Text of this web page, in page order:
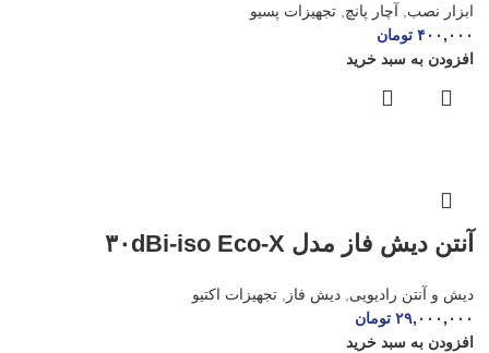
ابزار نصب, آچار پانچ, تجهیزات پسیو
۴۰۰,۰۰۰ تومان
افزودن به سبد خرید
آنتن دیش فاز مدل ۳۰dBi-iso Eco-X
دیش و آنتن رادیویی, دیش فاز , تجهیزات اکتیو
۲۹,۰۰۰,۰۰۰ تومان
افزودن به سبد خرید